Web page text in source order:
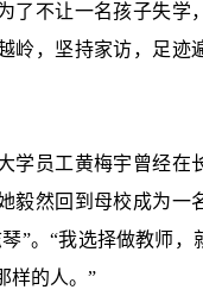
不让一名孩子失学
岭，坚持家访，足迹
员工黄梅宇曾经在
毅然回到母校成为一
”。“我选择做教师，
样的人。”